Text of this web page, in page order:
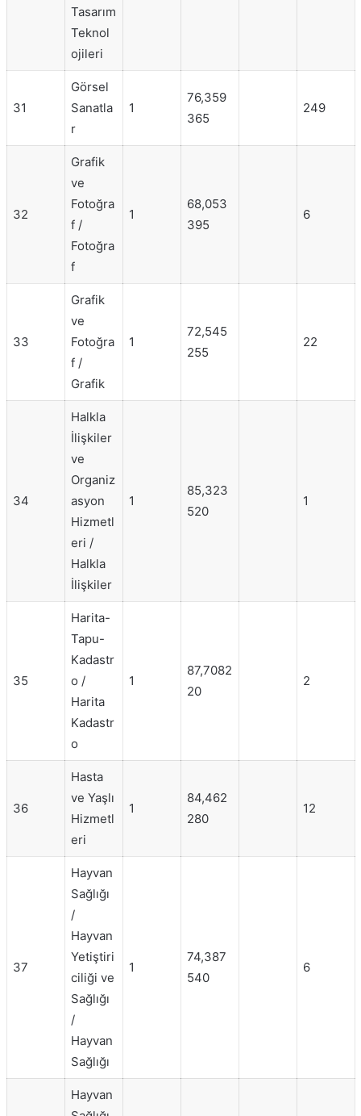
Tasarım
Teknol
ojileri
31
Görsel
Sanatla
r
1
76,359
365
249
32
Grafik
ve
Fotoğra
f /
Fotoğra
f
1
68,053
395
6
33
Grafik
ve
Fotoğra
f /
Grafik
1
72,545
255
22
34
Halkla
İlişkiler
ve
Organiz
asyon
Hizmetl
eri /
Halkla
İlişkiler
1
85,323
520
1
35
Harita-
Tapu-
Kadastr
o /
Harita
Kadastr
o
1
87,7082
20
2
36
Hasta
ve Yaşlı
Hizmetl
eri
1
84,462
280
12
37
Hayvan
Sağlığı
/
Hayvan
Yetiştiri
ciliği ve
Sağlığı
/
Hayvan
Sağlığı
1
74,387
540
6
Hayvan